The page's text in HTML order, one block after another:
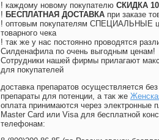
! каждому новому покупателю СКИДКА
! БЕСПЛАТНАЯ ДОСТАВКА при заказе
! оптовым покупателям СПЕЦИАЛЬНЫЕ
товарного чека
! так же у нас постоянно проводятся
Силденафила по очень выгодным ценам!
Cотрудники нашей фирмы прилагают
для покупателей
доставка препаратов осуществляется
препараты для потенции, а так же
оплата принимаются через электронные
Master Card или Visa для бесплатной
телефонам: